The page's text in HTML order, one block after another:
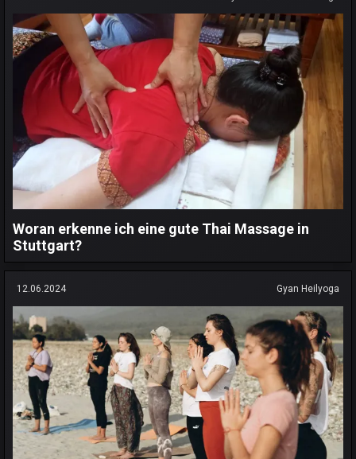
Woran erkenne ich eine gute Thai Massage in
Stuttgart?
12.06.2024 Gyan Heilyoga